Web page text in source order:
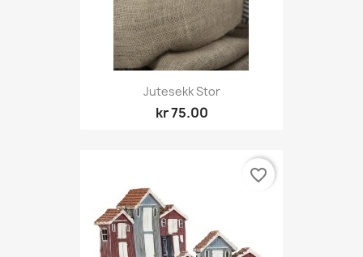
Jutesekk Stor
kr 75.00
favorite_border